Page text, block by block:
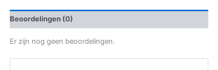
Beoordelingen (0)
Er zijn nog geen beoordelingen.